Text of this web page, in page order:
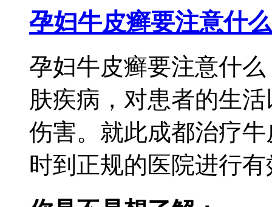
孕妇牛皮癣要注意什么
孕妇牛皮癣要注意什
肤疾病，对患者的生
伤害。就此成都治疗
时到正规的医院进行